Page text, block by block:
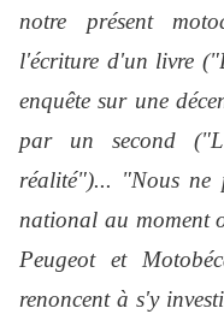
notre présent
l'écriture d'un livre
enquête sur une
par un second
réalité")... "Nous ne
national au moment
Peugeot et
renoncent à s'y